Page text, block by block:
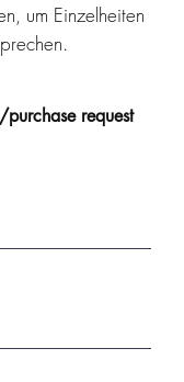
um Einzelheiten
request